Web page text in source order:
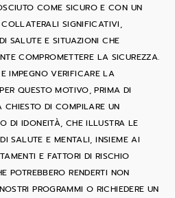
COME SICURO E CON UN
SIGNIFICATIVI,
SALUTE E SITUAZIONI CHE
COMPROMETTERE LA SICUREZZA.
IMPEGNO VERIFICARE LA
QUESTO MOTIVO, PRIMA DI
CHIESTO DI COMPILARE UN
DI IDONEITÀ, CHE ILLUSTRA LE
SALUTE E MENTALI, INSIEME AI
E FATTORI DI RISCHIO
POTREBBERO RENDERTI NON
PROGRAMMI O RICHIEDERE UN